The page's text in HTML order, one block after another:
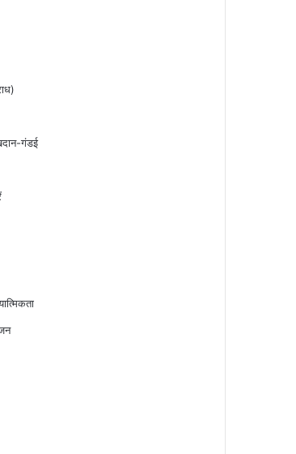
गंडई